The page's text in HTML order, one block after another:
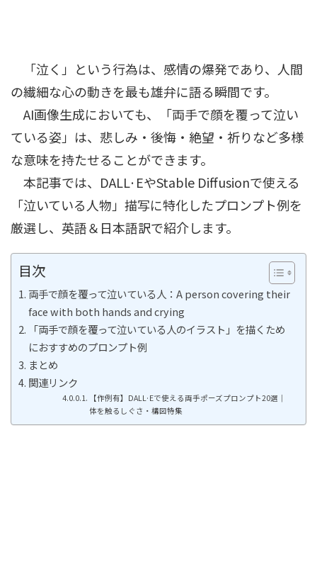
「泣く」という行為は、感情の爆発であり、人間
の繊細な心の動きを最も雄弁に語る瞬間です。
AI画像生成においても、「両手で顔を覆って泣い
ている姿」は、悲しみ・後悔・絶望・祈りなど多様
な意味を持たせることができます。
本記事では、DALL·EやStable Diffusionで使える
「泣いている人物」描写に特化したプロンプト例を
厳選し、英語＆日本語訳で紹介します。
目次
両手で顔を覆って泣いている人：A person covering their
face with both hands and crying
「両手で顔を覆って泣いている人のイラスト」を描くため
におすすめのプロンプト例
まとめ
関連リンク
【作例有】DALL·Eで使える両手ポーズプロンプト20選｜
体を触るしぐさ・構図特集